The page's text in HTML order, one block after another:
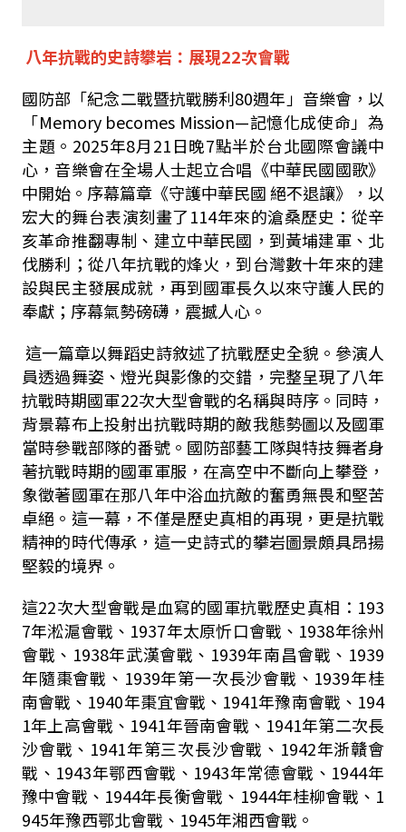
八年抗戰的史詩攀岩：展現22次會戰
國防部「紀念二戰暨抗戰勝利80週年」音樂會，以
「Memory becomes Mission—記憶化成使命」為
主題。 2025年8月21日晚7點半於台北國際會議中
心，音樂會在全場人士起立合唱《中華民國國歌》
中開始。序幕篇章《守護中華民國 絕不退讓》，以
宏大的舞台表演刻畫了114年來的滄桑歷史：從辛
亥革命推翻專制、建立中華民國，到黃埔建軍、北
伐勝利；從八年抗戰的烽火，到台灣數十年來的建
設與民主發展成就，再到國軍長久以來守護人民的
奉獻；序幕氣勢磅礴，震撼人心。
這一篇章以舞蹈史詩敘述了抗戰歷史全貌。參演人
員透過舞姿、燈光與影像的交錯，完整呈現了八年
抗戰時期國軍22次大型會戰的名稱與時序。同時，
背景幕布上投射出抗戰時期的敵我態勢圖以及國軍
當時參戰部隊的番號。國防部藝工隊與特技舞者身
著抗戰時期的國軍軍服，在高空中不斷向上攀登，
象徵著國軍在那八年中浴血抗敵的奮勇無畏和堅苦
卓絕。這一幕，不僅是歷史真相的再現，更是抗戰
精神的時代傳承，這一史詩式的攀岩圖景頗具昂揚
堅毅的境界。
這22次大型會戰是血寫的國軍抗戰歷史真相： 193
7年淞滬會戰、 1937年太原忻口會戰、 1938年徐州
會戰、 1938年武漢會戰、 1939年南昌會戰、 1939
年隨棗會戰、 1939年第一次長沙會戰、 1939年桂
南會戰、 1940年棗宜會戰、 1941年豫南會戰、 194
1年上高會戰、 1941年晉南會戰、 1941年第二次長
沙會戰、 1941年第三次長沙會戰、 1942年浙贛會
戰、 1943年鄂西會戰、 1943年常德會戰、 1944年
豫中會戰、 1944年長衡會戰、 1944年桂柳會戰、 1
945年豫西鄂北會戰、 1945年湘西會戰。